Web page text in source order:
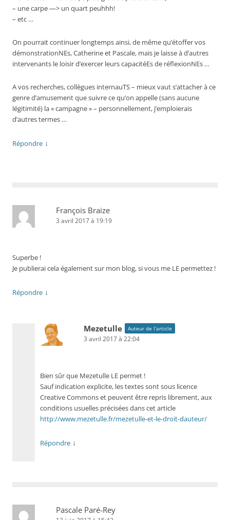
– une carpe —> un quart peuhhh!
– etc …
On pourrait continuer longtemps ainsi, de même qu’étoffer vos
démonstrationNEs, Catherine et Pascale, mais je laisse à d’autres
intervenants le loisir d’exercer leurs capacitéEs de réflexionNEs …
A vos recherches, collègues internauTS – mieux vaut s’attacher à ce
genre d’amusement que suivre ce qu’on appelle (sans aucune
légitimité) la « campagne » – personnellement, j’emploierais
d’autres termes …
Répondre ↓
François Braize
3 avril 2017 à 19:19
Superbe !
Je publierai cela également sur mon blog, si vous me LE permettez !
Répondre ↓
Mezetulle Auteur de l’article
3 avril 2017 à 22:04
Bien sûr que Mezetulle LE permet !
Sauf indication explicite, les textes sont sous licence
Creative Commons et peuvent être repris librement, aux
conditions usuelles précisées dans cet article
http://www.mezetulle.fr/mezetulle-et-le-droit-dauteur/
Répondre ↓
Pascale Paré-Rey